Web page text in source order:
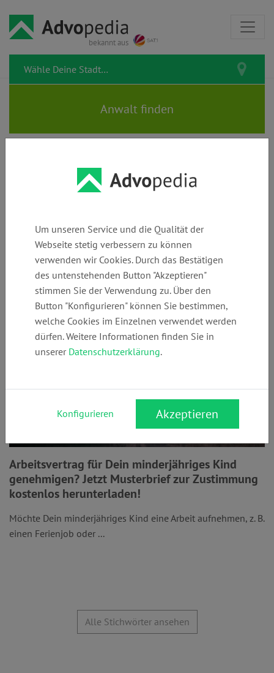
bekannt aus
Rechtstipps zum Thema
Arbeitsvertrag
Arbeitsvertrag für Dein minderjähriges Kind
genehmigen? Jetzt Musterbrief zur Zustimmung
kostenlos herunterladen!
Möchte Dein minderjähriges Kind eine Arbeit aufnehmen, z. B.
einen Ferienjob oder ...
Alle Stichwörter ansehen
Um unseren Service und die Qualität der
Webseite stetig verbessern zu können
verwenden wir Cookies. Durch das Bestätigen
des untenstehenden Button "Akzeptieren"
stimmen Sie der Verwendung zu. Über den
Button "Konfigurieren" können Sie bestimmen,
welche Cookies im Einzelnen verwendet werden
dürfen. Weitere Informationen finden Sie in
unserer Datenschutzerklärung.
Konfigurieren Akzeptieren